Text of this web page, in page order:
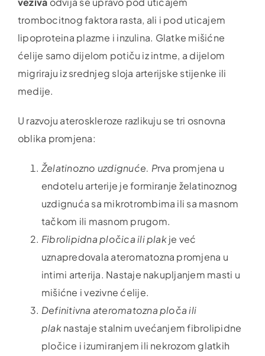
trombocitnog faktora rasta, ali i pod uticajem
lipoproteina plazme i inzulina. Glatke mišićne
ćelije samo dijelom potiču iz intme, a dijelom
migriraju iz srednjeg sloja arterijske stijenke ili
medije.
U razvoju ateroskleroze razlikuju se tri osnovna
oblika promjena:
Želatinozno uzdignuće. Prva promjena u
endotelu arterije je formiranje želatinoznog
uzdignuća sa mikrotrombima ili sa masnom
tačkom ili masnom prugom.
Fibrolipidna pločica ili plakje već
uznapredovala ateromatozna promjena u
intimi arterija. Nastaje nakupljanjem masti u
mišićne i vezivne ćelije.
Definitivna ateromatozna ploča ili
plaknastaje stalnim uvećanjem fibrolipidne
pločice i izumiranjem ili nekrozom glatkih